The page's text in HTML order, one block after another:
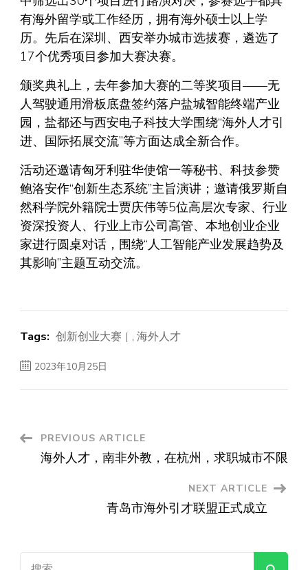
有海外留学或工作经历，拥有海外硕士以上学
历。先后在深圳、西安举办城市选拔赛，遴选了
17个优秀项目参加大赛决赛。
颁奖典礼上，去年参加大赛的二等奖项目——无
人驾驶通用滑板底盘签约落户盐城智能终端产业
园，盐都还与西安电子科技大学围绕“海外人才引
进、国际拓展交流”等方面达成全新合作。
活动还邀请匈牙利驻华使馆一等秘书、科技参赞
鲍洛安作“创新生态系统”主旨演讲；邀请俄罗斯自
然科学院外籍院士贾庆伟等5位高层次专家、行业
资深投资人、行业上市公司高管、本地创业企业
家进行圆桌对话，围绕“人工智能产业发展趋势及
其影响”主题互动交流。
Tags: 创新创业大赛 , 海外人才
2023年10月25日
Post
Navigation
PREVIOUS ARTICLE
海外人才，南非外教，在杭州，求职城市不限
NEXT ARTICLE
青岛市海外引才联盟正式成立